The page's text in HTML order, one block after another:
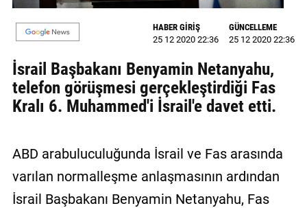
BİZE
ULAŞIN
İletişim
Gizlilik
Kullanıcı
Sözleşmesi
HABER GİRİŞ
25 12 2020 22:36
GÜNCELLEME
25 12 2020 22:36
İsrail Başbakanı Benyamin Netanyahu,
telefon görüşmesi gerçekleştirdiği Fas
Kralı 6. Muhammed'i İsrail'e davet etti.
ABD arabuluculuğunda İsrail ve Fas arasında
varılan normalleşme anlaşmasının ardından
İsrail Başbakanı Benyamin Netanyahu, Fas